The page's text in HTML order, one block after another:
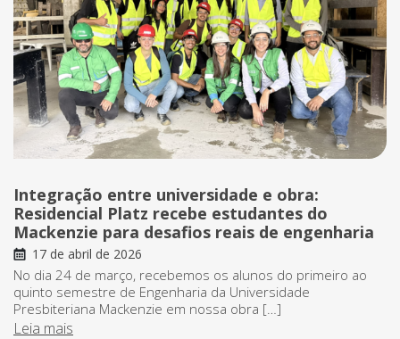
Integração entre universidade e obra:
Residencial Platz recebe estudantes do
Mackenzie para desafios reais de engenharia
17 de abril de 2026
No dia 24 de março, recebemos os alunos do primeiro ao
quinto semestre de Engenharia da Universidade
Presbiteriana Mackenzie em nossa obra […]
Leia mais